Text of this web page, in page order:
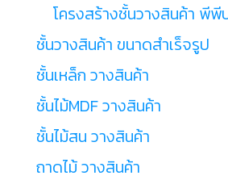
โครงสร้างชั้นวางสินค้า พีพี
ชั้นวางสินค้า ขนาดสำเร็จรูป
ชั้นเหล็ก วางสินค้า
ชั้นไม้MDF วางสินค้า
ชั้นไม้สน วางสินค้า
ถาดไม้ วางสินค้า